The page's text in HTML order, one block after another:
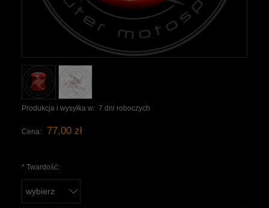
Produkcja i wysyłka w: 7 dni roboczych
Cena: 77,00 zł
* Twardość: